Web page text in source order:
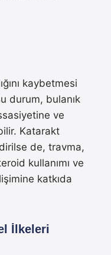
kaybetmesi
durum, bulanık
ve
Katarakt
de, travma,
kullanımı ve
katkıda
İlkeleri